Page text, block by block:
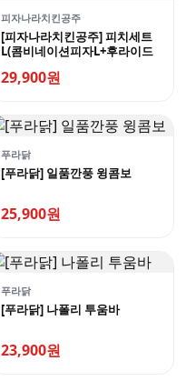
피자나라치킨공주
[피자나라치킨공주] 피치세트
L(콤비네이션피자L+후라이드
29,900원
푸라닭
[푸라닭] 일품깐풍 윙콤보
25,900원
푸라닭
[푸라닭] 나폴리 투움바
23,900원